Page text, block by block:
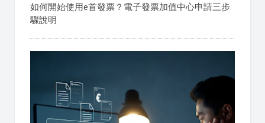
如何開始使用e首發票？電子發票加值中心申請三步
驟說明